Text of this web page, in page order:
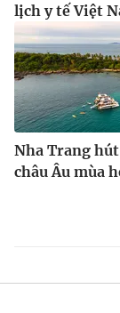
lịch y tế Việt
Nha Trang
châu Âu mùa